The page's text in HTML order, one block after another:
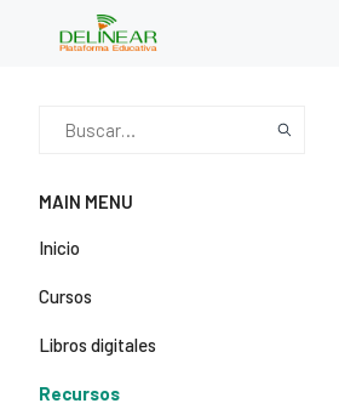
MAIN MENU
Inicio
Cursos
Libros digitales
Recursos